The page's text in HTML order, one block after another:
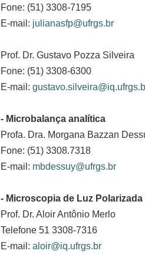
Fone: (51) 3308-7195
E-mail: julianasfp@ufrgs.br
Prof. Dr. Gustavo Pozza Silveira
Fone: (51) 3308-6300
E-mail:
- Microbalança analítica
Profa. Dra. Morgana Bazzan
Fone: (51) 3308.7318
E-mail: mbdessuy@ufrgs.br
- Microscopia de Luz Polarizada
Prof. Dr. Aloir Antônio Merlo
Telefone 51 3308-7316
E-mail: aloir@iq.ufrgs.br